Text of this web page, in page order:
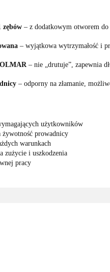
zębów – z dodatkowym otworem do
– wyjątkowa wytrzymałość i
– nie „drutuje”, zapewnia
– odporny na złamanie,
użytkowników
żywotność prowadnicy
warunkach
zużycie i uszkodzenia
pracy